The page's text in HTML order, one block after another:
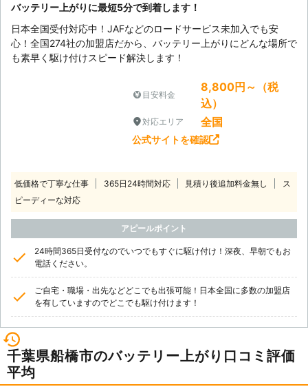
バッテリー上がりに最短5分で到着します！
日本全国受付対応中！JAFなどのロードサービス未加入でも安
心！全国274社の加盟店だから、バッテリー上がりにどんな場所で
も素早く駆け付けスピード解決します！
目安料金
8,800円～（税
込）
対応エリア 全国
公式サイトを確認
低価格で丁寧な仕事 365日24時間対応 見積り後追加料金無し
ス
ピーディーな対応
アピールポイント
24時間365日受付なのでいつでもすぐに駆け付け！深夜、早朝でもお
電話ください。
ご自宅・職場・出先などどこでも出張可能！日本全国に多数の加盟店
を有していますのでどこでも駆け付けます！
千葉県船橋市のバッテリー上がり口コミ評価
平均